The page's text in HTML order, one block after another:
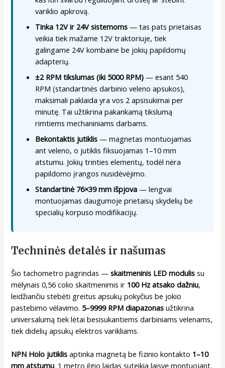
variklio apkrovą.
Tinka 12V ir 24V sistemoms — tas pats prietaisas
veikia tiek mažame 12V traktoriuje, tiek
galingame 24V kombaine be jokių papildomų
adapterių.
±2 RPM tikslumas (iki 5000 RPM) — esant 540
RPM (standartinės darbinio veleno apsukos),
maksimali paklaida yra vos 2 apsisukimai per
minutę. Tai užtikrina pakankamą tikslumą
rimtiems mechaniniams darbams.
Bekontaktis jutiklis — magnetas montuojamas
ant veleno, o jutiklis fiksuojamas 1–10 mm
atstumu. Jokių trinties elementų, todėl nėra
papildomo įrangos nusidėvėjimo.
Standartinė 76×39 mm išpjova — lengvai
montuojamas daugumoje prietaisų skydelių be
specialių korpuso modifikacijų.
Techninės detalės ir našumas
Šio tachometro pagrindas —skaitmeninis LED modulis su
mėlynais 0,56 colio skaitmenimis ir 100 Hz atsako dažniu,
leidžiančiu stebėti greitus apsukų pokyčius be jokio
pastebimo vėlavimo. 5–9999 RPM diapazonas užtikrina
universalumą tiek lėtai besisukantiems darbiniams velenams,
tiek didelių apsukų elektros varikliams.
NPN Holo jutiklis aptinka magnetą be fizinio kontakto 1–10
mm atstumu. 1 metro ilgio laidas suteikia laisvę montuojant,